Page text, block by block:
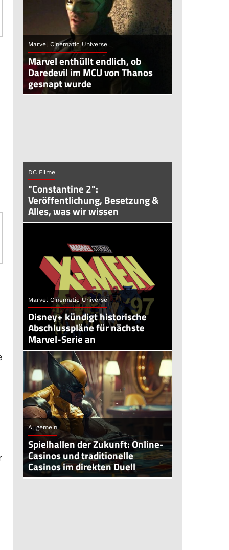
Marvel Cinematic Universe
Marvel enthüllt endlich, ob
Daredevil im MCU von Thanos
gesnapt wurde
DC Filme
"Constantine 2":
Veröffentlichung, Besetzung &
Alles, was wir wissen
Marvel Cinematic Universe
Disney+ kündigt historische
Abschlusspläne für nächste
Marvel-Serie an
Allgemein
Spielhallen der Zukunft: Online-
Casinos und traditionelle
Casinos im direkten Duell